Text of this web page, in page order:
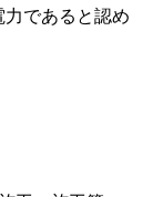
であると認め